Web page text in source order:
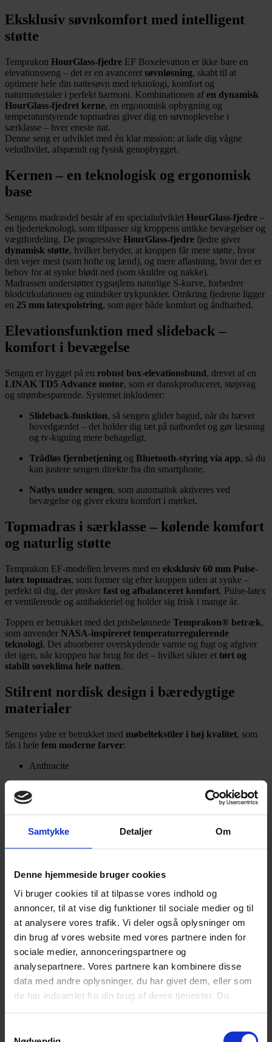
Samtykke Detaljer Om
Denne hjemmeside bruger cookies
Vi bruger cookies til at tilpasse vores indhold og
annoncer, til at vise dig funktioner til sociale medier og til
at analysere vores trafik. Vi deler også oplysninger om
din brug af vores website med vores partnere inden for
sociale medier, annonceringspartnere og
analysepartnere. Vores partnere kan kombinere disse
data med andre oplysninger, du har givet dem, eller som
de har indsamlet fra din brug af deres tjenester. Du
Eksklusiv søvnkomfort med intelligent
støtte
Temprakon HourGlass-fjedre EF Boxelevation er ikke bare en
elevationsseng – det er en avanceret søvnløsning, skabt til at
optimere hele din nattesøvn med teknologi, komfort og
naturmaterialer i perfekt harmoni. Kombinationen af en dynamisk
HourGlass-fjedret kerne, en ergonomisk opbygning og
temperaturstyrende topmadras giver dig en søvnoplevelse i
særklasse – hver eneste nat.
Denne seng er udviklet med én klar mission: at lade dig vågne
veludhvilet, afspændt og fysisk genopbygget.
Kernen – en teknologisk og ergonomisk
base
Sengens madrasdel består af en specialudviklet HourGlass-fjedre –
en fjederteknologi, som tilpasser sig kroppens unikke bevægelser og
vægtfordeling. De progressive HourGlass-fjedre fjedre giver
dynamisk støtte, hvilket betyder, at kroppen får mere støtte, hvor
den vejer mest (som hofte og lænd), og mere aflastning, hvor der er
behov for at synke blødt ned (som skuldre og nakke).
Madrassen understøtter rygsøjlens naturlige S-kurve, forbedrer
blodcirkulationen og mindsker trykpunkter. Omkring fjedrene ligger
en 25 mm latexpolstring, som øger både komfort og åndbarhed.
Elevationsfunktion med slideback –
komfort i bevægelse
Sengen er bygget på en robust box-elevationsbund, drevet af en
LINAK TD5 Advance motor, som er danskproduceret, støjsvag
og strømbesparende. Systemet inkluderer:
Slideback-funktion, så sengen glider bagud, når du hæver
hovedgærdet – det holder dig tæt på natbordet og gør læsning
og tv-kigning mere behageligt.
Trådløs fjernbetjening og Bluetooth-styring via app, så du
kan justere sengen direkte fra din smartphone.
Natlys under sengen, som automatisk aktiveres ved
bevægelse og giver ekstra komfort i mørket.
Topmadras i særklasse – kølende komfort
og naturlig støtte
Temprakon EF-modellen leveres med en eksklusiv 60 mm Pulse-
latex topmadras, som former sig efter kroppen uden at synke –
perfekt til dig, der ønsker fast og afbalanceret komfort. Pulse-latex
er ventilerende og antibakteriel og holder sig frisk i mange år.
Toppen er betrukket med det prisbelønnede Temprakon® betræk,
som anvender NASA-inspireret temperaturregulerende
teknologi. Det absorberer overskydende varme og fugt og afgiver
det igen, når kroppen har brug for det – hvilket sikrer et tørt og
stabilt soveklima hele natten.
Stilrent nordisk design i bæredygtige
materialer
Sengens ydre er betrukket med møbeltekstiler i høj kvalitet, som
fås i hele fem moderne farver:
Anthracite
Lys grå
Sand
Alle materialer er
OEKO-TEX® certificerede
stoffer – og med FSC-certificeret træramme i elevationsbunden
bidrager Temprakon Zone EF til et mere bæredygtigt valg i
hjemmet.
Ekstra fordele – bygget til lang levetid
Produceret i Danmark
25 års garanti mod ramme- og fjederbrud
Miljøvenligt fokus (lavt energiforbrug, bæredygtigt skum og